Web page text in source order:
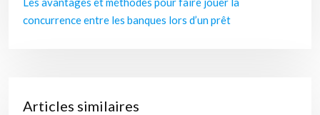
concurrence entre les banques lors d’un prêt
Articles similaires